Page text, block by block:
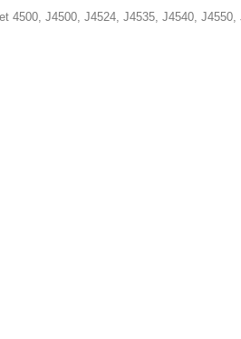
4500, J4500, J4524, J4535, J4540,